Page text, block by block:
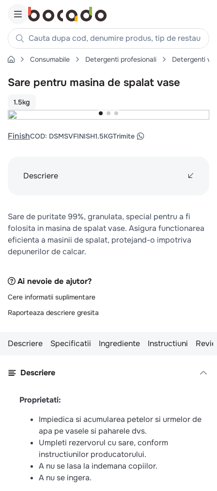
Cauta dupa cod, denumire produs, tip de restaurant,
Căutări populare
1. cartofi
. piept pui
3. pui
ceafa
10. pizza
Consumabile Detergenti profesionali Detergenti
Sare pentru masina de spalat vase
1.5kg
FinishCOD: DSMSVFINISH1.5KGTrimite
Descriere
Sare de puritate 99%, granulata, special pentru a fi
folosita in masina de spalat vase. Asigura functionarea
eficienta a masinii de spalat, protejand-o impotriva
depunerilor de calcar.
Ai nevoie de ajutor?
Cere informatii suplimentare
Raporteaza descriere gresita
Descriere Specificatii Ingrediente Instructiuni
Descriere
Proprietati:
Impiedica si acumularea petelor si urmelor de
apa pe vasele si paharele dvs.
Umpleti rezervorul cu sare, conform
instructiunilor producatorului.
A nu se lasa la indemana copiilor.
A nu se ingera.